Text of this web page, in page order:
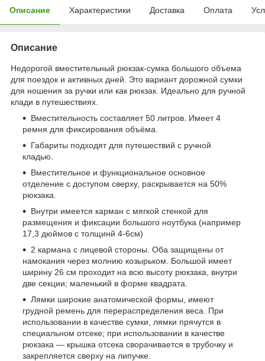
Описание Характеристики Доставка Оплата
Описание
Недорогой вместительный рюкзак-сумка большого объема
для поездок и активных дней. Это вариант дорожной сумки
для ношения за ручки или как рюкзак. Идеально для ручной
клади в путешествиях.
Вместительность составляет 50 литров. Имеет 4
ремня для фиксирования объёма.
Габариты подходят для путешествий с ручной
кладью.
Вместительное и функциональное основное
отделение с доступом сверху, раскрывается на 50%
рюкзака.
Внутри имеется карман с мягкой стенкой для
размещения и фиксации большого ноутбука (например
17,3 дюймов с толщинй 4-6см)
2 кармана с лицевой стороны. Оба защищены от
намокания через молнию козырьком. Большой имеет
ширину 26 см проходит на всю высоту рюкзака, внутри
две секции; маленький в форме квадрата.
Лямки широкие анатомической формы, имеют
грудной ремень для перераспределения веса. При
использовании в качестве сумки, лямки прячутся в
специальном отсеке; при использовании в качестве
рюкзака — крышка отсека сворачивается в трубочку и
закрепляется сверху на липучке.